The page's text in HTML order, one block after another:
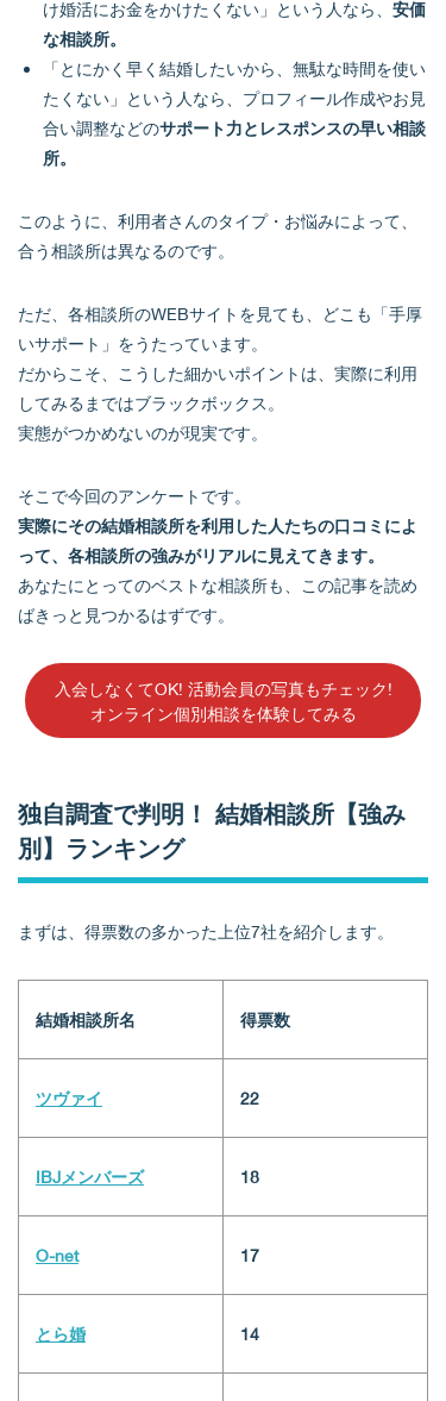
け婚活にお金をかけたくない」という人なら、 安価
な相談所。
「とにかく早く結婚したいから、無駄な時間を使い
たくない」という人なら、プロフィール作成やお見
合い調整などのサポート力とレスポンスの早い相談
所。
このように、利用者さんのタイプ・お悩みによって、
合う相談所は異なるのです。
ただ、各相談所のWEBサイトを見ても、どこも「手厚
いサポート」をうたっています。
だからこそ、こうした細かいポイントは、実際に利用
してみるまではブラックボックス。
実態がつかめないのが現実です。
そこで今回のアンケートです。
実際にその結婚相談所を利用した人たちの口コミによ
って、各相談所の強みがリアルに見えてきます。
あなたにとってのベストな相談所も、この記事を読め
ばきっと見つかるはずです。
入会しなくてOK! 活動会員の写真もチェック!
オンライン個別相談を体験してみる
独自調査で判明！ 結婚相談所【強み
別】ランキング
まずは、得票数の多かった上位7社を紹介します。
結婚相談所名 得票数
ツヴァイ 22
IBJメンバーズ 18
O-net 17
とら婚 14